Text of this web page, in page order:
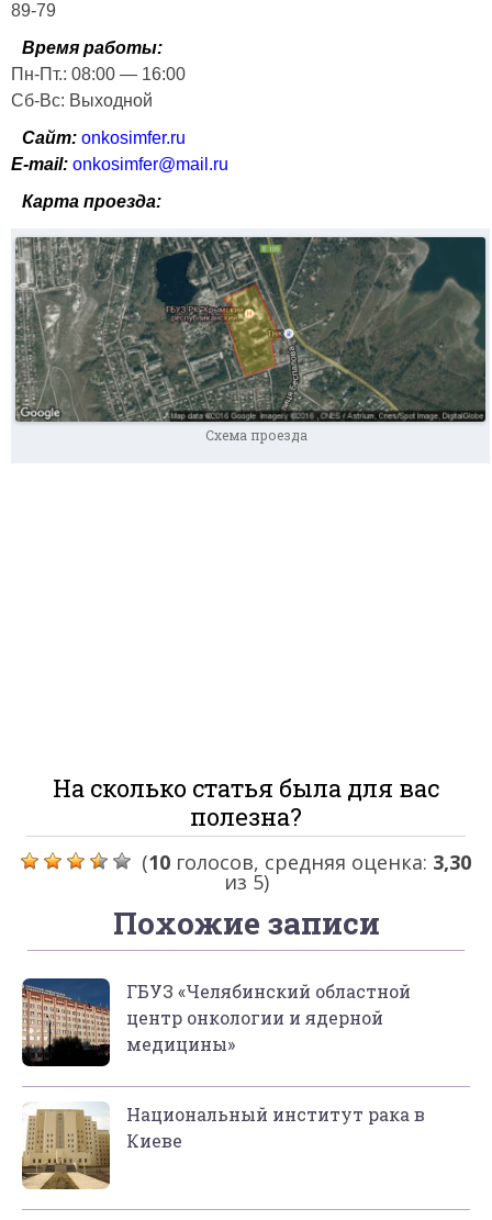
89-79
Время работы:
Пн-Пт.: 08:00 — 16:00
Сб-Вс: Выходной
Сайт: onkosimfer.ru
Е-mail: onkosimfer@mail.ru
Карта проезда:
Схема проезда
На сколько статья была для вас
полезна?
(10 голосов, средняя оценка: 3,30
из 5)
Похожие записи
ГБУЗ «Челябинский областной
центр онкологии и ядерной
медицины»
Национальный институт рака в
Киеве